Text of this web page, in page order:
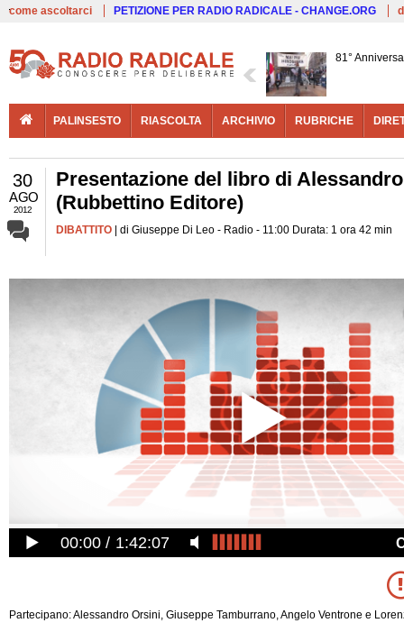
come ascoltarci PETIZIONE PER RADIO RADICALE - CHANGE.ORG
81°
PALINSESTO RIASCOLTA ARCHIVIO RUBRICHE
30
AGO
2012
Presentazione del libro di
(Rubbettino Editore)
DIBATTITO | di Giuseppe Di Leo - Radio - 11:00 Durata: 1 ora 42 min
00:00 1:42:07
Partecipano: Alessandro Orsini, Giuseppe Tamburrano, Angelo Ventrone e